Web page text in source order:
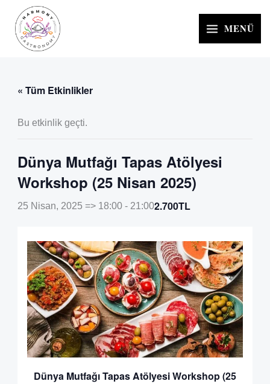
İçeriğe
MENÜ
« Tüm Etkinlikler
Bu etkinlik geçti.
Dünya Mutfağı Tapas Atölyesi
Workshop (25 Nisan 2025)
25 Nisan, 2025 => 18:00- 21:002.700TL
Dünya Mutfağı Tapas Atölyesi Workshop (25